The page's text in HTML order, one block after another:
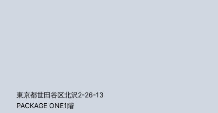
東京都世田谷区北沢2-26-13
PACKAGE ONE1階